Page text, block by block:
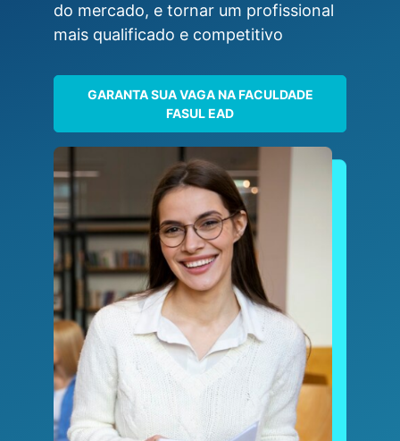
do mercado, e tornar um profissional
mais qualificado e competitivo
GARANTA SUA VAGA NA FACULDADE
FASUL EAD